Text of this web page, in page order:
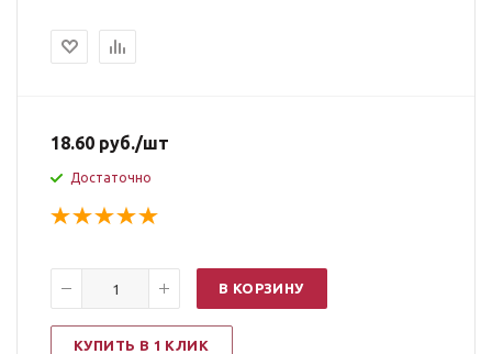
18.60 руб./шт
Достаточно
В КОРЗИНУ
КУПИТЬ В 1 КЛИК